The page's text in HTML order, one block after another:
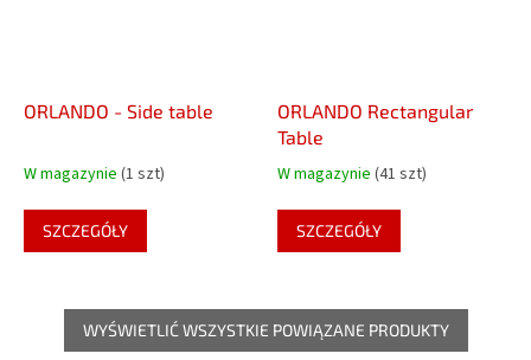
ORLANDO - Side table
W magazynie (1 szt)
SZCZEGÓŁY
ORLANDO Rectangular
Table
W magazynie (41 szt)
SZCZEGÓŁY
WYŚWIETLIĆ WSZYSTKIE POWIĄZANE PRODUKTY